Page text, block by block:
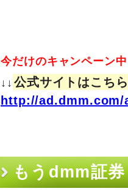
今だけのキャンペーン中
↓↓ 公式サイトはこちら
http://
もうdmm証